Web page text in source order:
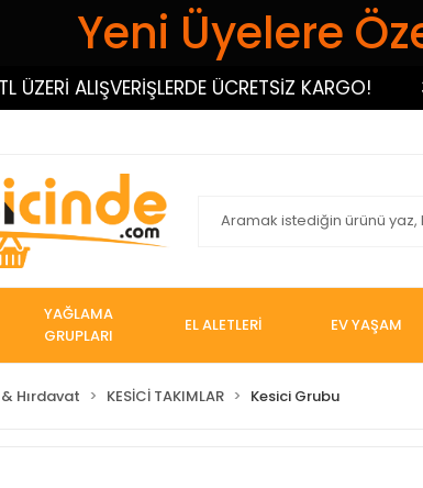
Yeni Üyelere
ALIŞVERİŞLERDE ÜCRETSİZ KARGO!
YAĞLAMA
GRUPLARI
EL ALETLERİ EV YAŞAM
Hırdavat KESİCİ TAKIMLAR Kesici Grubu